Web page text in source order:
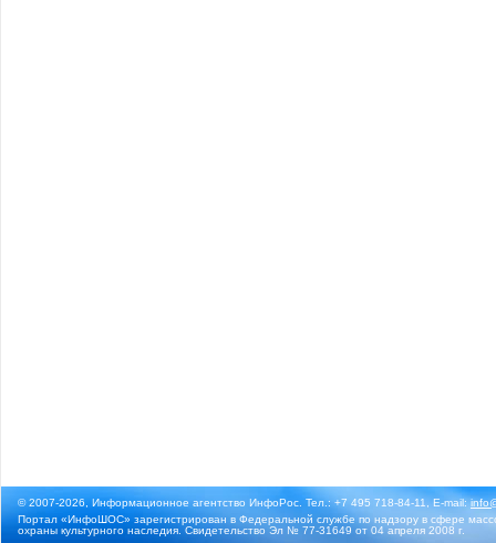
© 2007-2026, Информационное агентство ИнфоРос. Тел.: +7 495 718-84-11, E-mail:
Портал «ИнфоШОС» зарегистрирован в Федеральной службе по надзору в сфере
охраны культурного наследия. Свидетельство Эл № 77-31649 от 04 апреля 2008 г.